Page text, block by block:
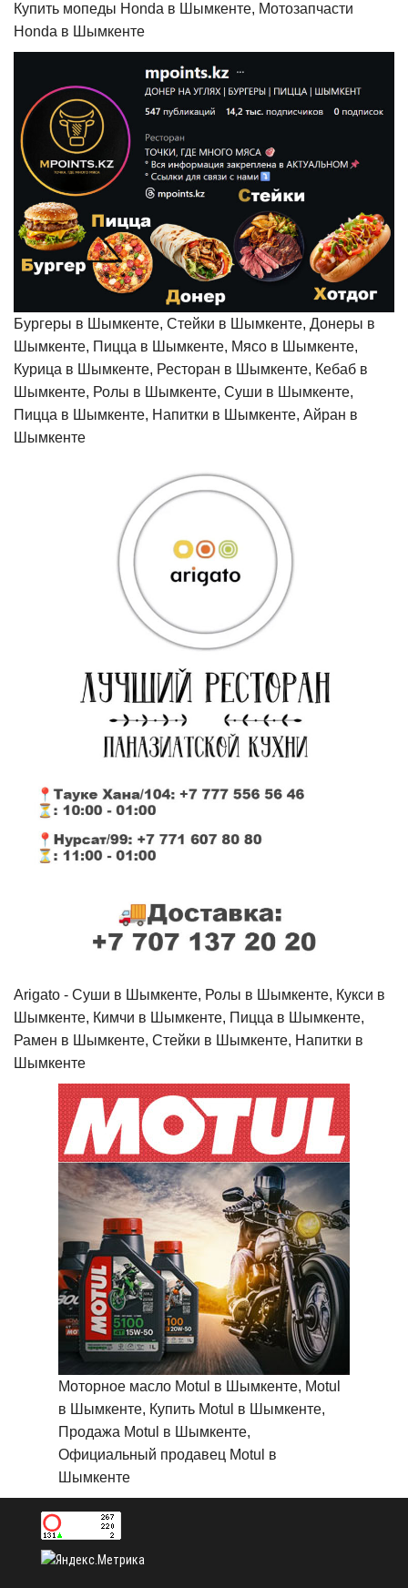
Купить мопеды Honda в Шымкенте, Мотозапчасти
Honda в Шымкенте
Бургеры в Шымкенте, Стейки в Шымкенте, Донеры в
Шымкенте, Пицца в Шымкенте, Мясо в Шымкенте,
Курица в Шымкенте, Ресторан в Шымкенте, Кебаб в
Шымкенте, Ролы в Шымкенте, Суши в Шымкенте,
Пицца в Шымкенте, Напитки в Шымкенте, Айран в
Шымкенте
Arigato - Cуши в Шымкенте, Ролы в Шымкенте, Кукси в
Шымкенте, Кимчи в Шымкенте, Пицца в Шымкенте,
Рамен в Шымкенте, Стейки в Шымкенте, Напитки в
Шымкенте
Моторное масло Motul в Шымкенте, Motul
в Шымкенте, Купить Motul в Шымкенте,
Продажа Motul в Шымкенте,
Официальный продавец Motul в
Шымкенте